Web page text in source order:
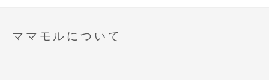
ママモルについて